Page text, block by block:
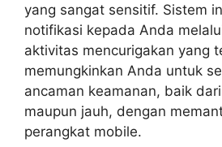
yang sangat sensitif. Sistem
notifikasi kepada Anda
aktivitas mencurigakan yang
memungkinkan Anda untuk
ancaman keamanan, baik
maupun jauh, dengan
perangkat mobile.